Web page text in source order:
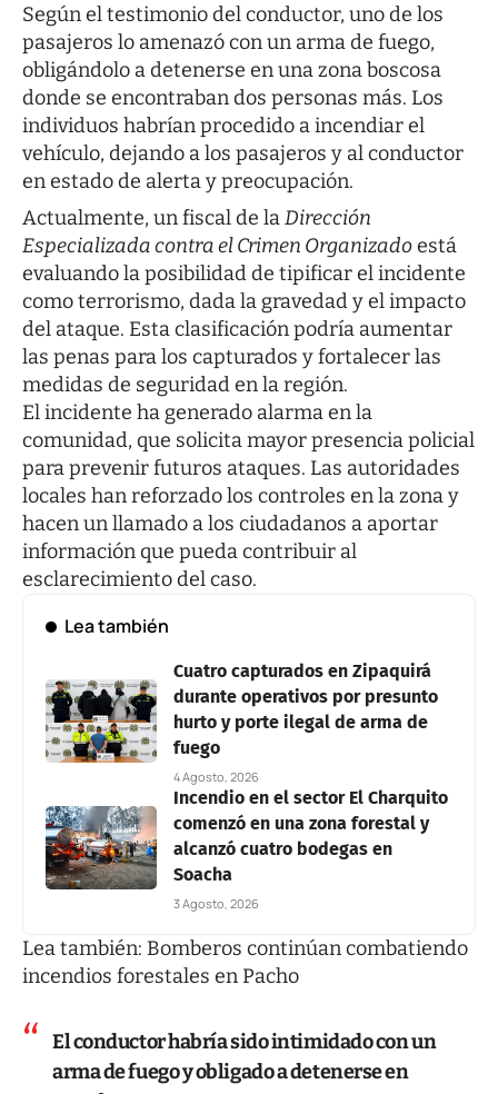
Según el testimonio del conductor, uno de los
pasajeros lo amenazó con un arma de fuego,
obligándolo a detenerse en una zona boscosa
donde se encontraban dos personas más. Los
individuos habrían procedido a incendiar el
vehículo, dejando a los pasajeros y al conductor
en estado de alerta y preocupación.
Actualmente, un fiscal de laDirección
Especializada contra el Crimen Organizadoestá
evaluando la posibilidad de tipificar el incidente
como terrorismo, dada la gravedad y el impacto
del ataque. Esta clasificación podría aumentar
las penas para los capturados y fortalecer las
medidas de seguridad en la región.
El incidente ha generado alarma en la
comunidad, que solicita mayor presencia policial
para prevenir futuros ataques. Las autoridades
locales han reforzado los controles en la zona y
hacen un llamado a los ciudadanos a aportar
información que pueda contribuir al
esclarecimiento del caso.
Lea también
Cuatro capturados en Zipaquirá
durante operativos por presunto
hurto y porte ilegal de arma de
fuego
4 Agosto, 2026
Incendio en el sector El Charquito
comenzó en una zona forestal y
alcanzó cuatro bodegas en
Soacha
3 Agosto, 2026
Lea también: Bomberos continúan combatiendo
incendios forestales en Pacho
El conductor habría sido intimidado con un
arma de fuego y obligado a detenerse en